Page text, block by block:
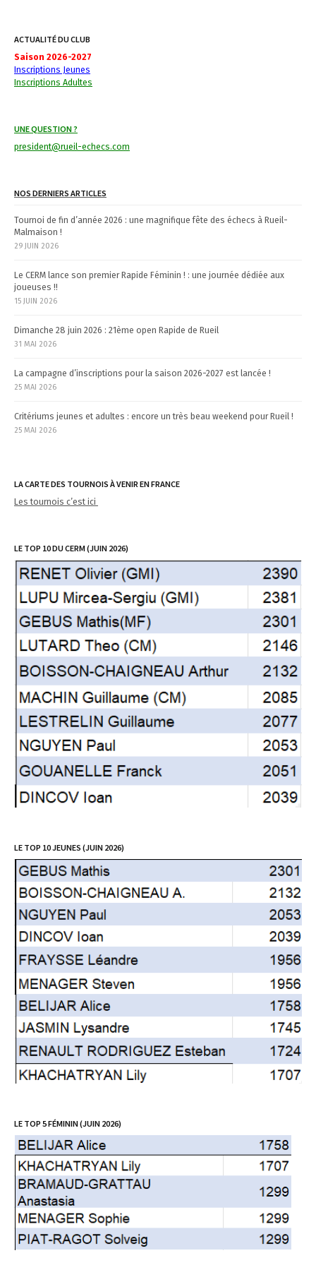
n
a
i
g
t
i
o
n
ACTUALITÉ DU CLUB
Saison 2026-2027
Inscriptions Jeunes
Inscriptions Adultes
UNE QUESTION ?
president@rueil-echecs.com
NOS DERNIERS ARTICLES
Tournoi de fin d’année 2026 : une magnifique fête des échecs à Rueil-
Malmaison !
29 JUIN 2026
Le CERM lance son premier Rapide Féminin ! : une journée dédiée aux
joueuses !!
15 JUIN 2026
Dimanche 28 juin 2026 : 21ème open Rapide de Rueil
31 MAI 2026
La campagne d’inscriptions pour la saison 2026-2027 est lancée !
25 MAI 2026
Critériums jeunes et adultes : encore un très beau weekend pour Rueil !
25 MAI 2026
LA CARTE DES TOURNOIS À VENIR EN FRANCE
Les tournois c’est ici
LE TOP 10 DU CERM (JUIN 2026)
LE TOP 10 JEUNES (JUIN 2026)
LE TOP 5 FÉMININ (JUIN 2026)